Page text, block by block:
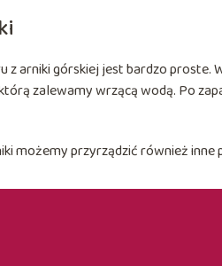
z arniki górskiej jest bardzo proste.
zalewamy wrzącą wodą. Po
możemy przyrządzić również inne